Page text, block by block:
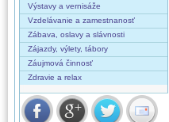
Výstavy a vernisáže
Vzdelávanie a zamestnanosť
Zábava, oslavy a slávnosti
Zájazdy, výlety, tábory
Záujmová činnosť
Zdravie a relax